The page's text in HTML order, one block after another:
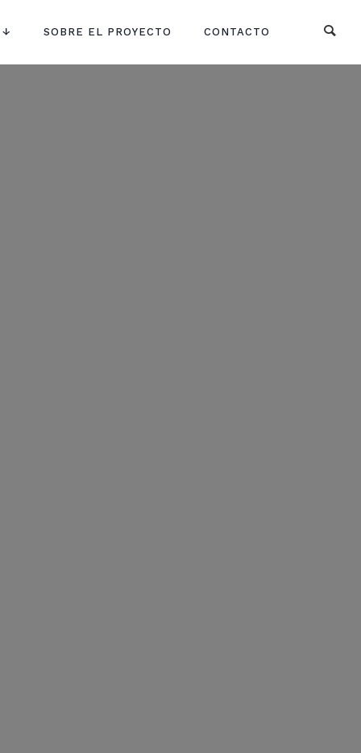
↓ SOBRE EL PROYECTO CONTACTO